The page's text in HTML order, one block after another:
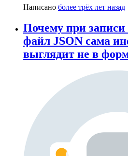
Написано более трёх лет назад
Почему при
файл JSON сама
выглядит не в